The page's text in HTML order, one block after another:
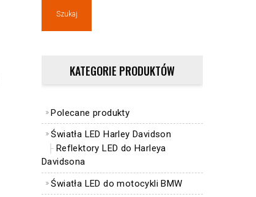
Szukaj
KATEGORIE PRODUKTÓW
Polecane produkty
Światła LED Harley Davidson
Reflektory LED do Harleya
Davidsona
Światła LED do motocykli BMW